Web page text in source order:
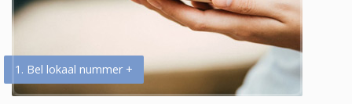
1. Bel lokaal nummer +